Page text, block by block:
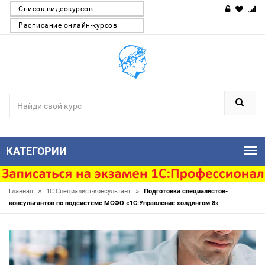
Список видеокурсов
Расписание онлайн-курсов
КАТЕГОРИИ
Главная » 1С:Специалист-консультант »
Подготовка специалистов-
консультантов по подсистеме МСФО «1С:Управление холдингом 8»